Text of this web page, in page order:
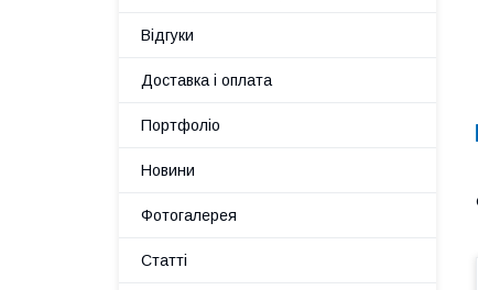
Відгуки
Доставка і оплата
Портфоліо
Новини
Фотогалерея
Статті